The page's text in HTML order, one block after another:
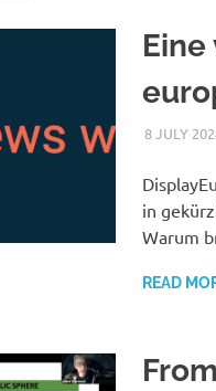
8 JULY
in
Warum
READ